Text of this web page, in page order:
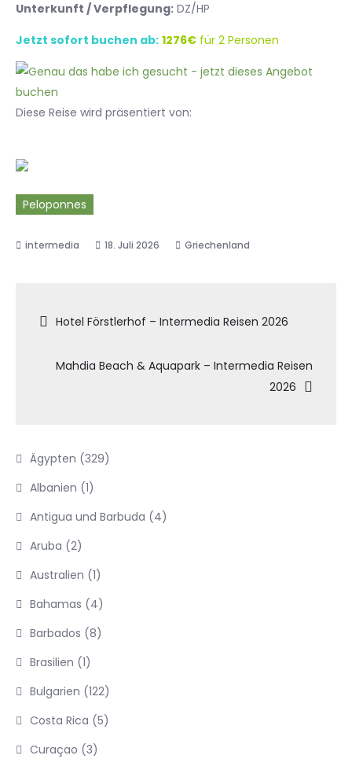
Unterkunft / Verpflegung: DZ/HP
Jetzt sofort buchen ab: 1276€ für 2 Personen
Diese Reise wird präsentiert von:
Peloponnes
18. Juli 2026 Griechenland
Beitragsnavigation
Hotel Förstlerhof – Intermedia Reisen 2026
Mahdia Beach & Aquapark – Intermedia Reisen
2026
Ägypten (329)
Albanien (1)
Antigua und Barbuda (4)
Aruba (2)
Australien (1)
Bahamas (4)
Barbados (8)
Brasilien (1)
Bulgarien (122)
Costa Rica (5)
Curaçao (3)